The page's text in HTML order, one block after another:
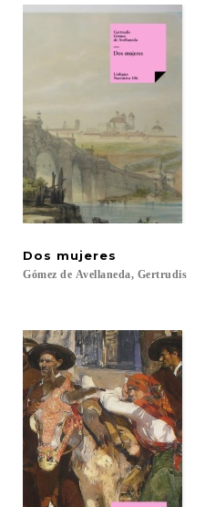
Dos mujeres
Gómez de Avellaneda, Gertrudis